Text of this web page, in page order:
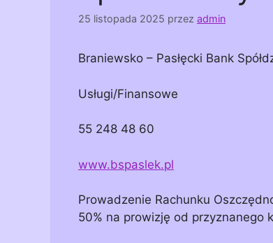
25 listopada 2025 przez admin
Braniewsko – Pasłęcki Bank
Usługi/Finansowe
55 248 48 60
www.bspaslek.pl
Prowadzenie Rachunku
50% na prowizję od przyznanego